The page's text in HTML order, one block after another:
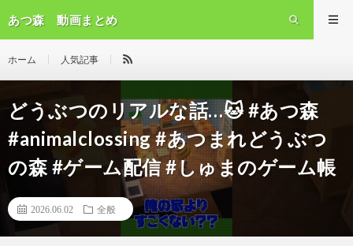
あつ森 動画まとめ
ホーム 人気記事
どうぶつのリアルな話…🐱 #あつ森
#animalclossing #あつまれどうぶつ
の森 #ゲーム配信 #しゅまのゲーム帳
2026.06.02 全般